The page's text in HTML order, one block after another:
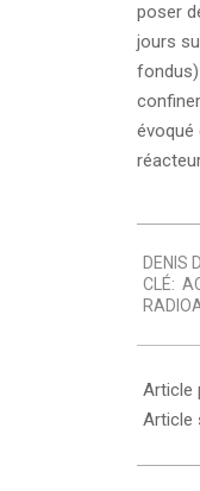
poser
jours
fondus)
évoqué
03-
24
DENIS
CLÉ:
Article
Article